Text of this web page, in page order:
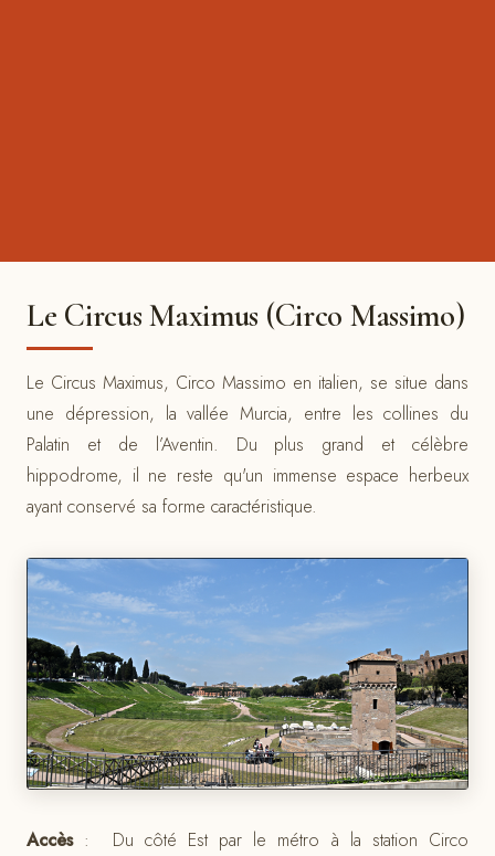
Le Circus Maximus (Circo Massimo)
Le Circus Maximus, Circo Massimo en italien, se situe dans
une dépression, la vallée Murcia, entre les collines du
Palatin et de l’Aventin. Du plus grand et célèbre
hippodrome, il ne reste qu'un immense espace herbeux
ayant conservé sa forme caractéristique.
Accès: Du côté Est par le métro à la station Circo